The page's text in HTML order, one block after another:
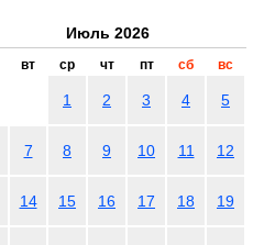
Июль 2026
вт ср чт пт сб вс
1 2 3 4 5
7 8 9 10 11 12
14 15 16 17 18 19